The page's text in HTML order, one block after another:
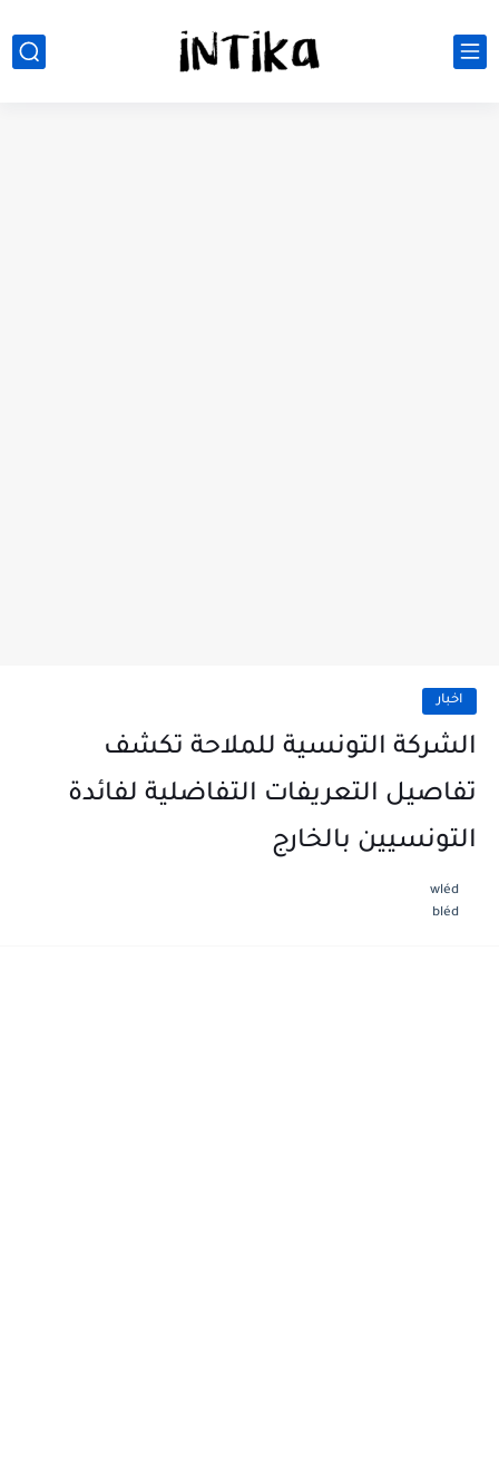
اخبار
الشركة التونسية للملاحة تكشف
تفاصيل التعريفات التفاضلية لفائدة
التونسيين بالخارج
wléd
bléd